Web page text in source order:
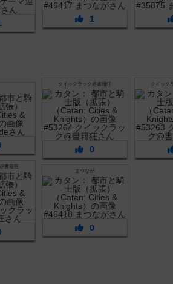
1
クイックラック@書籍狂
0
クイック
書籍狂
まつなが
0